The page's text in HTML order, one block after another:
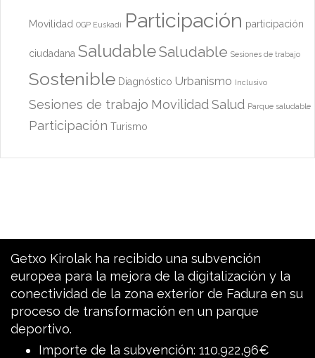
Movilidad OGP Euskadi Participación participación
ciudadana SaludableSaludable Sesiones de trabajo
Sostenible Diagnóstico Urbanismo Inclusivo
Sesiones de trabajo Movilidad Salud Parque saludable
Participación Turismo
Getxo Kirolak ha recibido una subvención
europea para la mejora de la digitalización y la
conectividad de la zona exterior de Fadura en su
proceso de transformación en un parque
deportivo.
Importe de la subvención: 110.922,96€